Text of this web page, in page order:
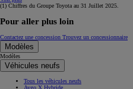
(1) Chiffres du Groupe Toyota au 31 Juillet 2025.
Pour aller plus loin
Contactez une concession Trouvez un concessionnaire
Modèles
Modèles
Véhicules neufs
Tous les véhicules neufs